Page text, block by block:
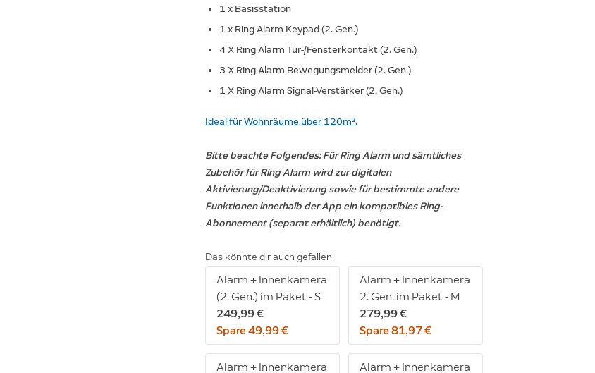
1 x Basisstation
1 x Ring Alarm Keypad (2. Gen.)
4 X Ring Alarm Tür-/Fensterkontakt (2. Gen.)
3 X Ring Alarm Bewegungsmelder (2. Gen.)
1 X Ring Alarm Signal-Verstärker (2. Gen.)
Ideal für Wohnräume über 120m².
Bitte beachte Folgendes: Für Ring Alarm und sämtliches
Zubehör für Ring Alarm wird zur digitalen
Aktivierung/Deaktivierung sowie für bestimmte andere
Funktionen innerhalb der App ein kompatibles Ring-
Abonnement (separat erhältlich) benötigt.
Das könnte dir auch gefallen
Alarm + Innenkamera
(2. Gen.) im Paket - S
249,99 €
Spare 49,99 €
Alarm + Innenkamera
2. Gen. im Paket - M
279,99 €
Spare 81,97 €
Alarm + Innenkamera
Alarm + Innenkamera